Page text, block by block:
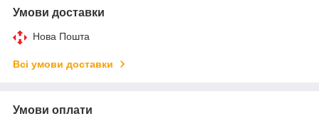
Умови доставки
Нова Пошта
Всі умови доставки
Умови оплати